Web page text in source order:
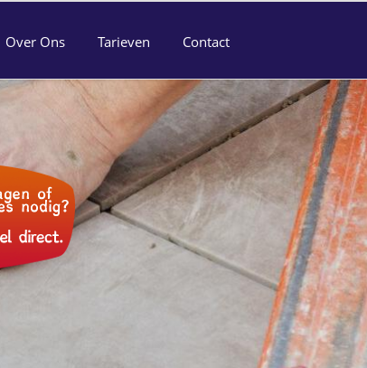
Over Ons Tarieven Contact